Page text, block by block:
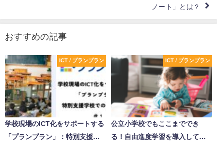
ノート」とは？
おすすめの記事
ICT / プランプラン
学校現場のICT化をサポートする
「プランプラン」：特別支援学
ICT / プランプラン
公立小学校でもここまででき
る！自由進度学習を導入してい